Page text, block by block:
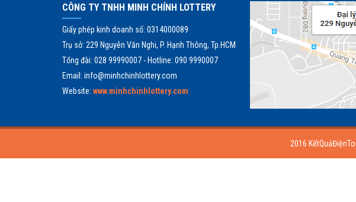
CÔNG TY TNHH MINH CHÍNH LOTTERY
Giấy phép kinh doanh số: 0314000089
Trụ sở: 229 Nguyễn Văn Nghi, P. Hạnh Thông, Tp.HCM
Tổng đài: 028 99990007 - Hotline: 090 9990007
Email: info@minhchinhlottery.com
Website: www.minhchinhlottery.com
2016